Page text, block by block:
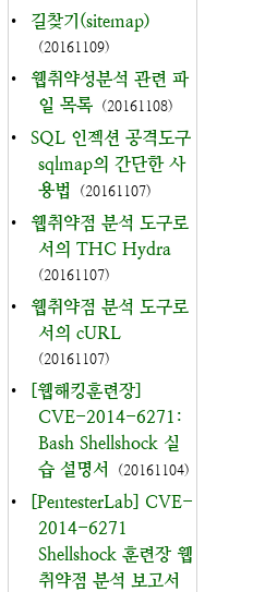
• 길찾기(sitemap)
(20161109)
•
웹취약성분석 관련 파
일 목록 (20161108)
•
SQL 인젝션 공격도구
sqlmap의 간단한 사
용법
(20161107)
•
웹취약점 분석 도구로
서의 THC Hydra
(20161107)
•
웹취약점 분석 도구로
서의 cURL
(20161107)
•
[웹해킹훈련장]
CVE-2014-6271:
Bash Shellshock 실
습 설명서
(20161104)
•
[PentesterLab] CVE-
2014-6271
Shellshock 훈련장 웹
취약점 분석 보고서